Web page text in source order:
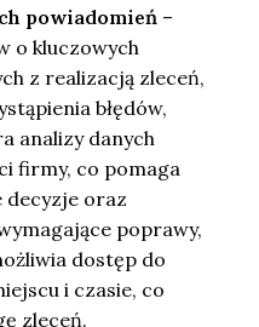
powiadomień –
o kluczowych
z realizacją zleceń,
błędów,
analizy danych
firmy, co pomaga
decyzje oraz
poprawy,
dostęp do
i czasie, co
zleceń.